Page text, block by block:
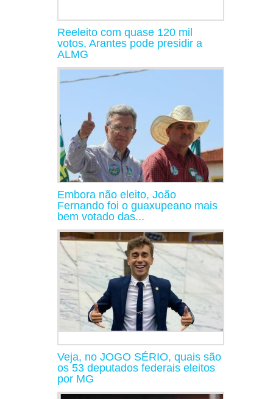
Reeleito com quase 120 mil
votos, Arantes pode presidir a
ALMG
Embora não eleito, João
Fernando foi o guaxupeano mais
bem votado das...
Veja, no JOGO SÉRIO, quais são
os 53 deputados federais eleitos
por MG